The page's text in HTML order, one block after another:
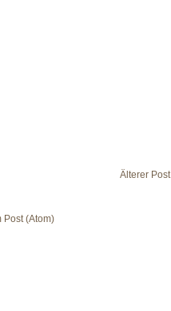
Älterer Post
Post (Atom)